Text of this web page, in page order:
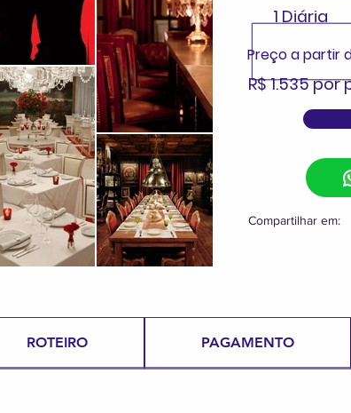
1 Diária
Preço a partir
R$ 1.535 por
Compartilhar em:
ROTEIRO PAGAMENTO